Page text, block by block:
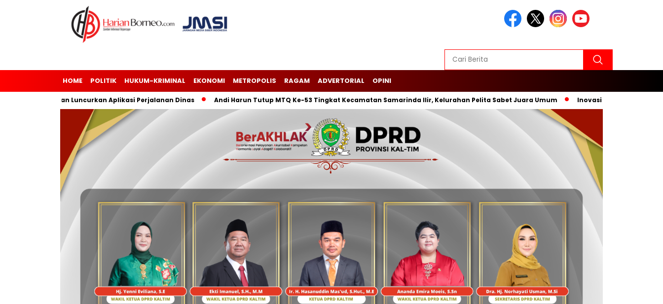
HOME POLITIK HUKUM-KRIMINAL EKONOMI METROPOLIS RAGAM ADVERTORIAL OPINI
dan Luncurkan Aplikasi Perjalanan Dinas Andi Harun Tutup MTQ Ke-53 Tingkat Kecamatan Samarinda Ilir, Kelurahan Pelita Sabet Juara Umum Inovasi Baru, Wali Kota Sebut